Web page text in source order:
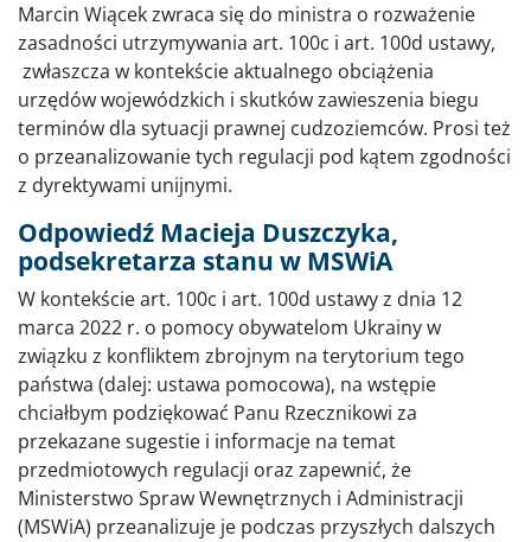
Marcin Wiącek zwraca się do ministra o rozważenie
zasadności utrzymywania art. 100c i art. 100d ustawy,
zwłaszcza w kontekście aktualnego obciążenia
urzędów wojewódzkich i skutków zawieszenia biegu
terminów dla sytuacji prawnej cudzoziemców. Prosi też
o przeanalizowanie tych regulacji pod kątem zgodności
z dyrektywami unijnymi.
Odpowiedź Macieja Duszczyka,
podsekretarza stanu w MSWiA
W kontekście art. 100c i art. 100d ustawy z dnia 12
marca 2022 r. o pomocy obywatelom Ukrainy w
związku z konfliktem zbrojnym na terytorium tego
państwa (dalej: ustawa pomocowa), na wstępie
chciałbym podziękować Panu Rzecznikowi za
przekazane sugestie i informacje na temat
przedmiotowych regulacji oraz zapewnić, że
Ministerstwo Spraw Wewnętrznych i Administracji
(MSWiA) przeanalizuje je podczas przyszłych dalszych